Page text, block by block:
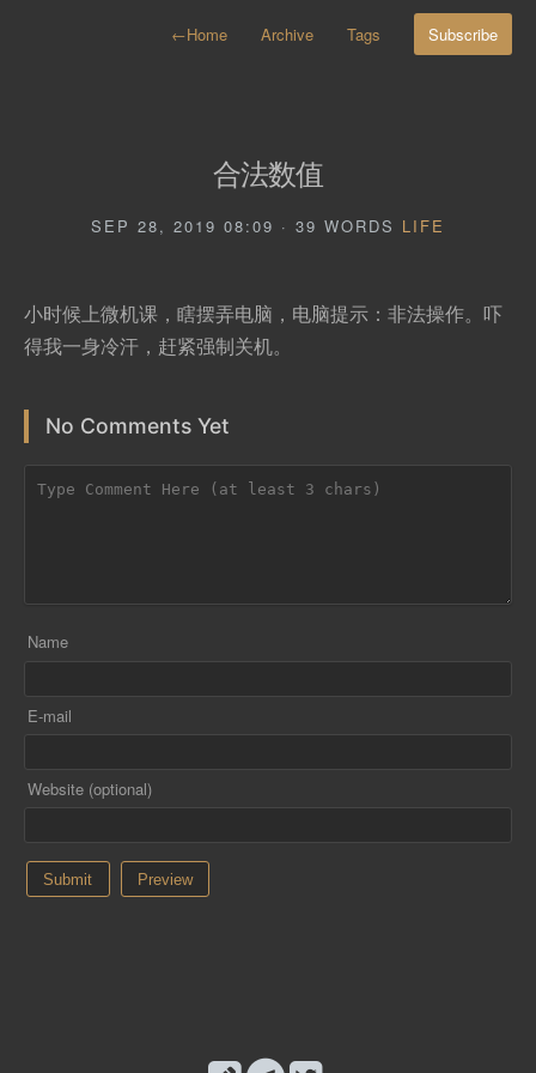
←Home Archive Tags Subscribe
合法数值
SEP 28, 2019 08:09 · 39 WORDS LIFE
小时候上微机课，瞎摆弄电脑，电脑提示：非法操作。吓
得我一身冷汗，赶紧强制关机。
No Comments Yet
Name
E-mail
Website (optional)